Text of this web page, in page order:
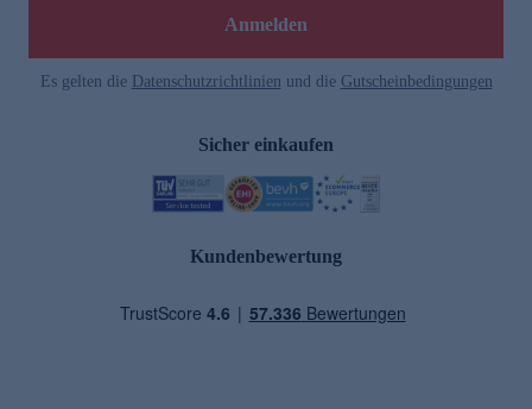
Anmelden
Es gelten die Datenschutzrichtlinien und die Gutscheinbedingungen
Sicher einkaufen
Kundenbewertung